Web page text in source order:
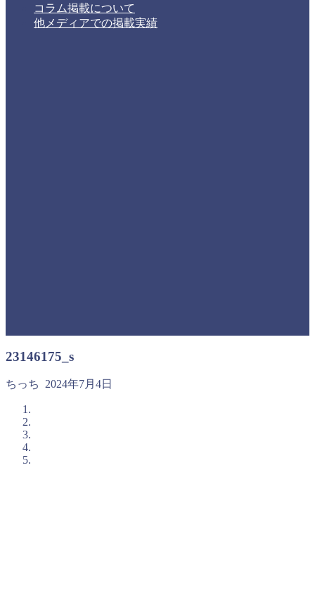
コラム掲載について
他メディアでの掲載実績
23146175_s
ちっち 2024年7月4日